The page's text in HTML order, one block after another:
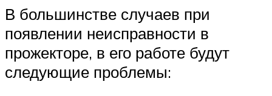
В большинстве случаев при
появлении неисправности в
прожекторе, в его работе будут
следующие проблемы: